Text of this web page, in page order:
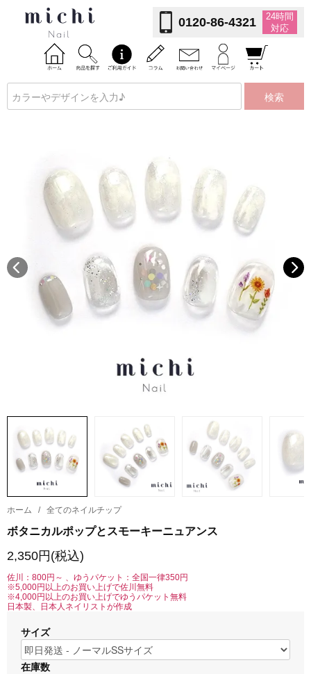
0120-86-4321
24時間
対応
検索
ホーム / 全てのネイルチップ
ボタニカルポップとスモーキーニュアンス
2,350円(税込)
佐川：800円～ 、ゆうパケット：全国一律350円
※5,000円以上のお買い上げで佐川無料
※4,000円以上のお買い上げでゆうパケット無料
日本製、日本人ネイリストが作成
サイズ
在庫数